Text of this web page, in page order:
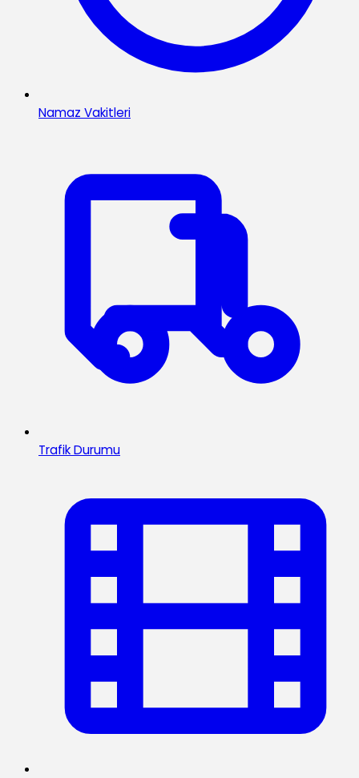
Namaz Vakitleri
Trafik Durumu